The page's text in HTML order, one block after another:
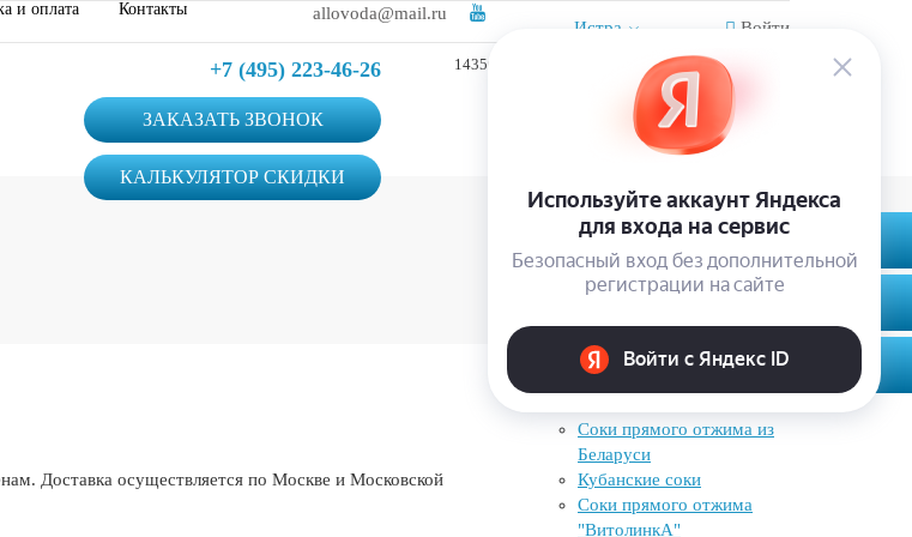
и оплата Контакты allovoda@mail.ru
Истра Войти
+7 (495) 223-46-26
ЗАКАЗАТЬ ЗВОНОК
КАЛЬКУЛЯТОР СКИДКИ
143502, Московская обл., г. Истра, ул. Панфилова,
Доставка осуществляется по Москве и Московской
Соки прямого отжима из
Беларуси
Кубанские соки
Соки прямого отжима
"ВитолинкА"